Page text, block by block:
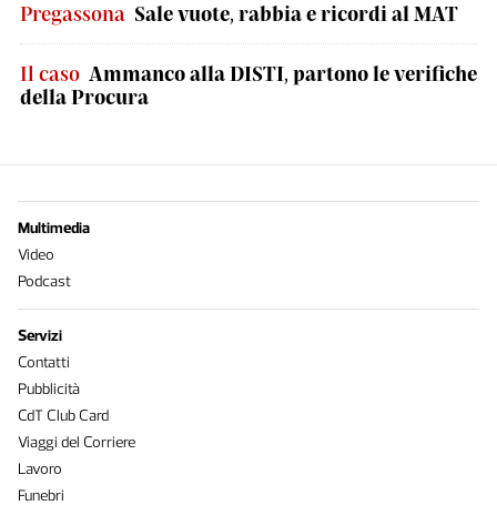
Pregassona Sale vuote, rabbia e ricordi al MAT
Il caso Ammanco alla DISTI, partono le verifiche
della Procura
Multimedia
Video
Podcast
Servizi
Contatti
Pubblicità
CdT Club Card
Viaggi del Corriere
Lavoro
Funebri